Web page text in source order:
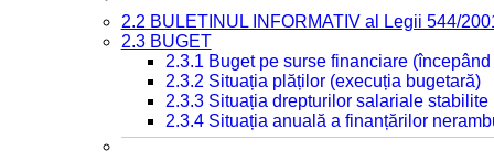
2.2 BULETINUL INFORMATIV al Legii 544/
2.3 BUGET
2.3.1 Buget pe surse financiare
2.3.2 Situația plăților (execuția bugetară)
2.3.3 Situația drepturilor salariale
2.3.4 Situația anuală a finanțărilor